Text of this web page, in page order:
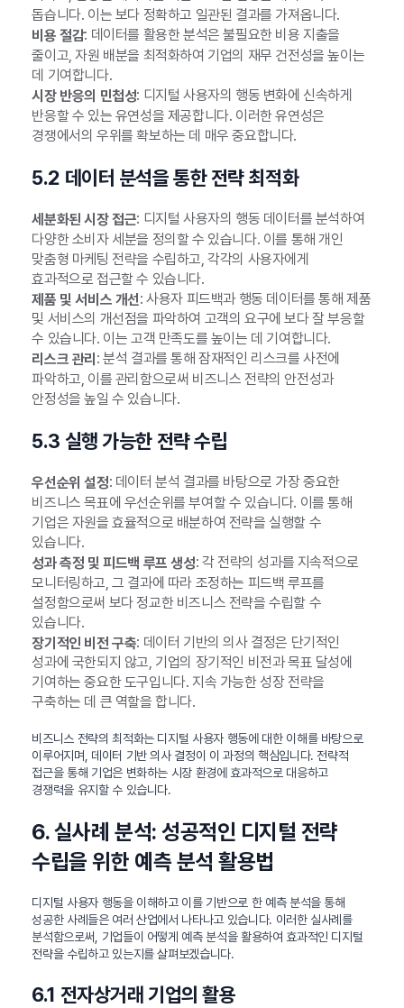
돕습니다. 이는 보다 정확하고 일관된 결과를 가져옵니다.
비용 절감: 데이터를 활용한 분석은 불필요한 비용 지출을
줄이고, 자원 배분을 최적화하여 기업의 재무 건전성을 높이는
데 기여합니다.
시장 반응의 민첩성: 디지털 사용자의 행동 변화에 신속하게
반응할 수 있는 유연성을 제공합니다. 이러한 유연성은
경쟁에서의 우위를 확보하는 데 매우 중요합니다.
5.2 데이터 분석을 통한 전략 최적화
세분화된 시장 접근: 디지털 사용자의 행동 데이터를 분석하여
다양한 소비자 세분을 정의할 수 있습니다. 이를 통해 개인
맞춤형 마케팅 전략을 수립하고, 각각의 사용자에게
효과적으로 접근할 수 있습니다.
제품 및 서비스 개선: 사용자 피드백과 행동 데이터를 통해 제품
및 서비스의 개선점을 파악하여 고객의 요구에 보다 잘 부응할
수 있습니다. 이는 고객 만족도를 높이는 데 기여합니다.
리스크 관리 : 분석 결과를 통해 잠재적인 리스크를 사전에
파악하고, 이를 관리함으로써 비즈니스 전략의 안전성과
안정성을 높일 수 있습니다.
5.3 실행 가능한 전략 수립
우선순위 설정: 데이터 분석 결과를 바탕으로 가장 중요한
비즈니스 목표에 우선순위를 부여할 수 있습니다. 이를 통해
기업은 자원을 효율적으로 배분하여 전략을 실행할 수
있습니다.
성과 측정 및 피드백 루프 생성: 각 전략의 성과를 지속적으로
모니터링하고, 그 결과에 따라 조정하는 피드백 루프를
설정함으로써 보다 정교한 비즈니스 전략을 수립할 수
있습니다.
장기적인 비전 구축: 데이터 기반의 의사 결정은 단기적인
성과에 국한되지 않고, 기업의 장기적인 비전과 목표 달성에
기여하는 중요한 도구입니다. 지속 가능한 성장 전략을
구축하는 데 큰 역할을 합니다.
비즈니스 전략의 최적화는 디지털 사용자 행동에 대한 이해를 바탕으로
이루어지며, 데이터 기반 의사 결정이 이 과정의 핵심입니다. 전략적
접근을 통해 기업은 변화하는 시장 환경에 효과적으로 대응하고
경쟁력을 유지할 수 있습니다.
6. 실사례 분석: 성공적인 디지털 전략
수립을 위한 예측 분석 활용법
디지털 사용자 행동을 이해하고 이를 기반으로 한 예측 분석을 통해
성공한 사례들은 여러 산업에서 나타나고 있습니다. 이러한 실사례를
분석함으로써, 기업들이 어떻게 예측 분석을 활용하여 효과적인 디지털
전략을 수립하고 있는지를 살펴보겠습니다.
6.1 전자상거래 기업의 활용